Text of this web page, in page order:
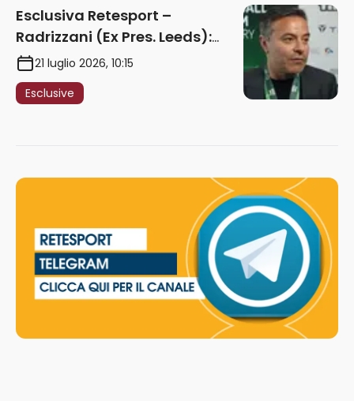
Esclusiva Retesport –
Radrizzani (Ex Pres. Leeds):
“Summerville ragazzo
speciale, in Italia con Gasp
può esplodere
21 luglio 2026, 10:15
Esclusive